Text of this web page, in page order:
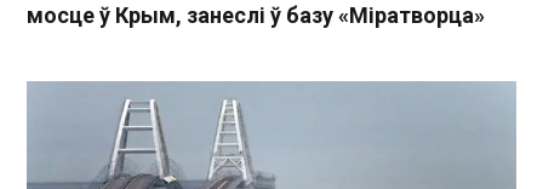
мосце ў Крым, занеслі ў базу «Міратворца»